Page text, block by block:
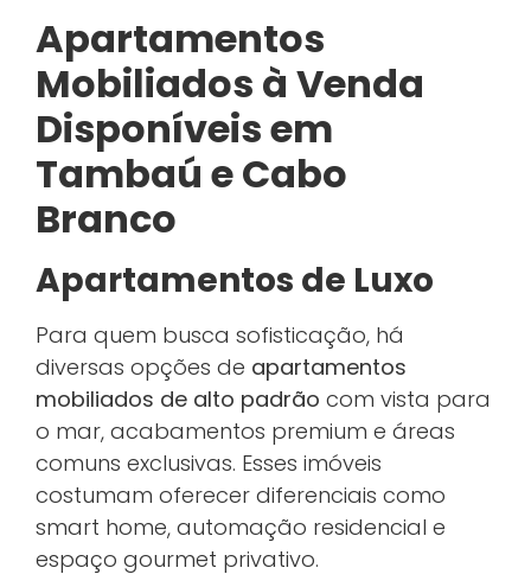
Apartamentos
Mobiliados à Venda
Disponíveis em
Tambaú e Cabo
Branco
Apartamentos de Luxo
Para quem busca sofisticação, há
diversas opções de apartamentos
mobiliados de alto padrão com vista para
o mar, acabamentos premium e áreas
comuns exclusivas. Esses imóveis
costumam oferecer diferenciais como
smart home, automação residencial e
espaço gourmet privativo.